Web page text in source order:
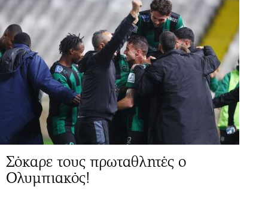
Σόκαρε τους πρωταθλητές ο
Ολυμπιακός!